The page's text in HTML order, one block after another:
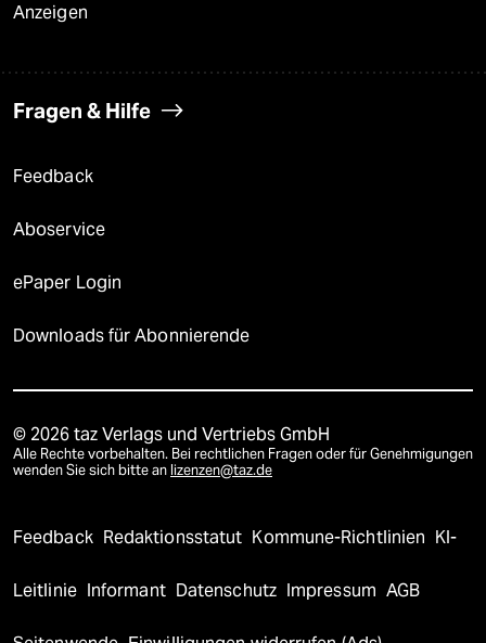
Anzeigen
Fragen & Hilfe
Feedback
Aboservice
ePaper Login
Downloads für Abonnierende
© 2026 taz Verlags und Vertriebs GmbH
Alle Rechte vorbehalten. Bei rechtlichen Fragen oder für Genehmigungen
wenden Sie sich bitte an lizenzen@taz.de
Feedback Redaktionsstatut Kommune-Richtlinien KI-
Leitlinie Informant Datenschutz Impressum AGB